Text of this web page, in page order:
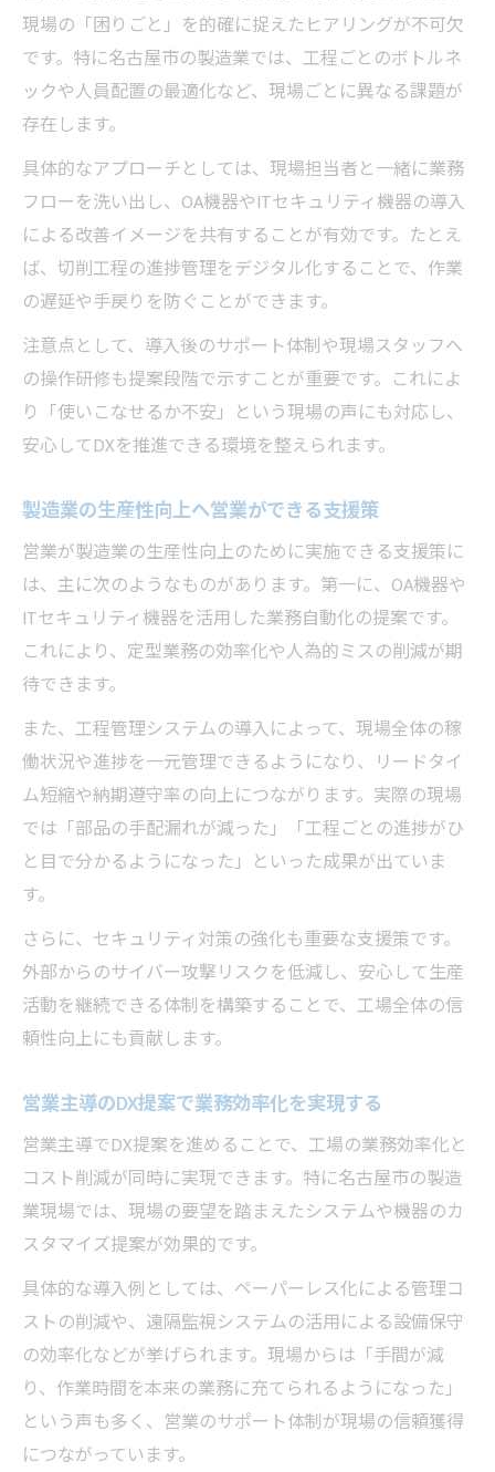
現場の「困りごと」を的確に捉えたヒアリングが不可欠
です。特に名古屋市の製造業では、工程ごとのボトルネ
ックや人員配置の最適化など、現場ごとに異なる課題が
存在します。
具体的なアプローチとしては、現場担当者と一緒に業務
フローを洗い出し、OA機器やITセキュリティ機器の導入
による改善イメージを共有することが有効です。たとえ
ば、切削工程の進捗管理をデジタル化することで、作業
の遅延や手戻りを防ぐことができます。
注意点として、導入後のサポート体制や現場スタッフへ
の操作研修も提案段階で示すことが重要です。これによ
り「使いこなせるか不安」という現場の声にも対応し、
安心してDXを推進できる環境を整えられます。
製造業の生産性向上へ営業ができる支援策
営業が製造業の生産性向上のために実施できる支援策に
は、主に次のようなものがあります。第一に、OA機器や
ITセキュリティ機器を活用した業務自動化の提案です。
これにより、定型業務の効率化や人為的ミスの削減が期
待できます。
また、工程管理システムの導入によって、現場全体の稼
働状況や進捗を一元管理できるようになり、リードタイ
ム短縮や納期遵守率の向上につながります。実際の現場
では「部品の手配漏れが減った」「工程ごとの進捗がひ
と目で分かるようになった」といった成果が出ていま
す。
さらに、セキュリティ対策の強化も重要な支援策です。
外部からのサイバー攻撃リスクを低減し、安心して生産
活動を継続できる体制を構築することで、工場全体の信
頼性向上にも貢献します。
営業主導のDX提案で業務効率化を実現する
営業主導でDX提案を進めることで、工場の業務効率化と
コスト削減が同時に実現できます。特に名古屋市の製造
業現場では、現場の要望を踏まえたシステムや機器のカ
スタマイズ提案が効果的です。
具体的な導入例としては、ペーパーレス化による管理コ
ストの削減や、遠隔監視システムの活用による設備保守
の効率化などが挙げられます。現場からは「手間が減
り、作業時間を本来の業務に充てられるようになった」
という声も多く、営業のサポート体制が現場の信頼獲得
につながっています。